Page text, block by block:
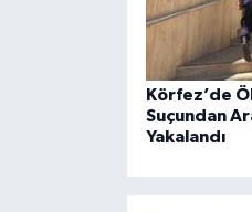
Körfez’de
Suçundan
Yakalandı